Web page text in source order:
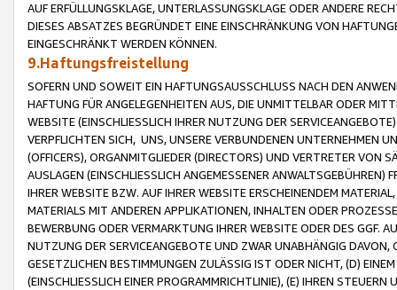
AUF ERFÜLLUNGSKLAGE, UNTERLASSUNGSKLAGE ODER ANDERE
DIESES ABSATZES BEGRÜNDET EINE EINSCHRÄNKUNG VON
EINGESCHRÄNKT WERDEN KÖNNEN.
9.Haftungsfreistellung
SOFERN UND SOWEIT EIN HAFTUNGSAUSSCHLUSS NACH DEN
HAFTUNG FÜR ANGELEGENHEITEN AUS, DIE UNMITTELBAR ODER
WEBSITE (EINSCHLIESSLICH IHRER NUTZUNG DER
VERPFLICHTEN SICH, UNS, UNSERE VERBUNDENEN UNTERNEHMEN
(OFFICERS), ORGANMITGLIEDER (DIRECTORS) UND VERTRETER VON
AUSLAGEN (EINSCHLIESSLICH ANGEMESSENER
IHRER WEBSITE BZW. AUF IHRER WEBSITE ERSCHEINENDEM
MATERIALS MIT ANDEREN APPLIKATIONEN, INHALTEN ODER
BEWERBUNG ODER VERMARKTUNG IHRER WEBSITE ODER DES GGF.
NUTZUNG DER SERVICEANGEBOTE UND ZWAR UNABHÄNGIG
GESETZLICHEN BESTIMMUNGEN ZULÄSSIG IST ODER NICHT, (D)
(EINSCHLIESSLICH EINER PROGRAMMRICHTLINIE), (E) IHREN